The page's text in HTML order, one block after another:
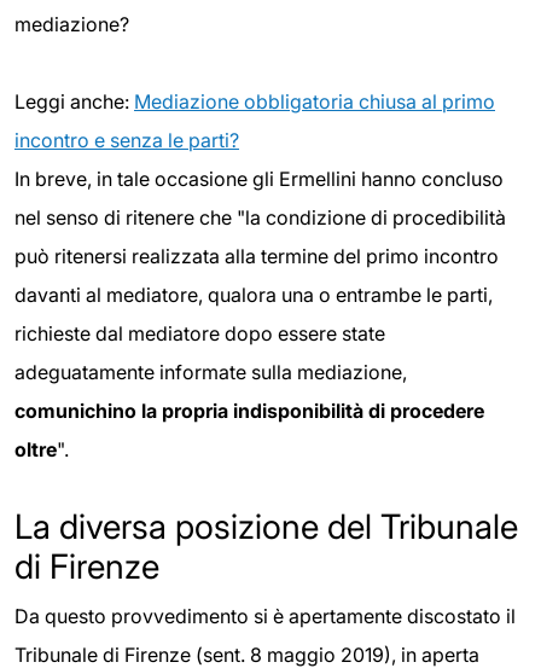
mediazione?
Leggi anche: Mediazione obbligatoria chiusa al primo
incontro e senza le parti?
In breve, in tale occasione gli Ermellini hanno concluso
nel senso di ritenere che "la condizione di procedibilità
può ritenersi realizzata alla termine del primo incontro
davanti al mediatore, qualora una o entrambe le parti,
richieste dal mediatore dopo essere state
adeguatamente informate sulla mediazione,
comunichino la propria indisponibilità di procedere
oltre".
La diversa posizione del Tribunale
di Firenze
Da questo provvedimento si è apertamente discostato il
Tribunale di Firenze (sent. 8 maggio 2019), in aperta